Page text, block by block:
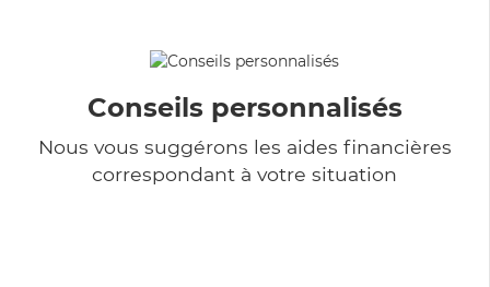
Conseils personnalisés
Nous vous suggérons les aides financières
correspondant à votre situation